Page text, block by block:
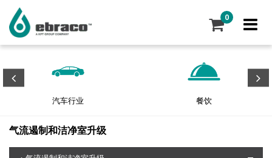
0
汽车行业 餐饮
气流遏制和洁净室升级